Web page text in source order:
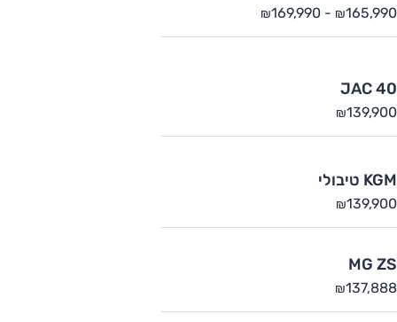
₪165,990
-
₪169,990
JAC 40
₪139,900
KGM טיבולי
₪139,900
MG ZS
₪137,888